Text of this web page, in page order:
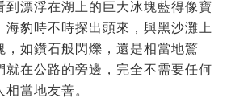
到漂浮在湖上的巨大冰塊藍得像寶
海豹時不時探出頭來，與黑沙灘上
，如鑽石般閃爍，還是相當地驚
就在公路的旁邊，完全不需要任何
當地友善。